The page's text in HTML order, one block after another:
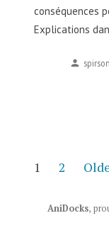
conséquences
Explications
spirson
1 2
AniDocks,